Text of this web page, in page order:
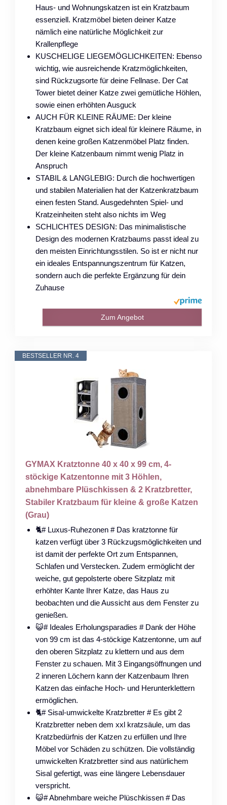
Haus- und Wohnungskatzen ist ein Kratzbaum
essenziell. Kratzmöbel bieten deiner Katze
nämlich eine natürliche Möglichkeit zur
Krallenpflege
KUSCHELIGE LIEGEMÖGLICHKEITEN: Ebenso
wichtig, wie ausreichende Kratzmöglichkeiten,
sind Rückzugsorte für deine Fellnase. Der Cat
Tower bietet deiner Katze zwei gemütliche Höhlen,
sowie einen erhöhten Ausguck
AUCH FÜR KLEINE RÄUME: Der kleine
Kratzbaum eignet sich ideal für kleinere Räume, in
denen keine großen Katzenmöbel Platz finden.
Der kleine Katzenbaum nimmt wenig Platz in
Anspruch
STABIL & LANGLEBIG: Durch die hochwertigen
und stabilen Materialien hat der Katzenkratzbaum
einen festen Stand. Ausgedehnten Spiel- und
Kratzeinheiten steht also nichts im Weg
SCHLICHTES DESIGN: Das minimalistische
Design des modernen Kratzbaums passt ideal zu
den meisten Einrichtungsstilen. So ist er nicht nur
ein ideales Entspannungszentrum für Katzen,
sondern auch die perfekte Ergänzung für dein
Zuhause
Zum Angebot
BESTSELLER NR. 4
GYMAX Kratztonne 40 x 40 x 99 cm, 4-
stöckige Katzentonne mit 3 Höhlen,
abnehmbare Plüschkissen & 2 Kratzbretter,
Stabiler Kratzbaum für kleine & große Katzen
(Grau)
🐈️# Luxus-Ruhezonen # Das kratztonne für
katzen verfügt über 3 Rückzugsmöglichkeiten und
ist damit der perfekte Ort zum Entspannen,
Schlafen und Verstecken. Zudem ermöglicht der
weiche, gut gepolsterte obere Sitzplatz mit
erhöhter Kante Ihrer Katze, das Haus zu
beobachten und die Aussicht aus dem Fenster zu
genießen.
😺# Ideales Erholungsparadies # Dank der Höhe
von 99 cm ist das 4-stöckige Katzentonne, um auf
den oberen Sitzplatz zu klettern und aus dem
Fenster zu schauen. Mit 3 Eingangsöffnungen und
2 inneren Löchern kann der Katzenbaum Ihren
Katzen das einfache Hoch- und Herunterklettern
ermöglichen.
🐈️# Sisal-umwickelte Kratzbretter # Es gibt 2
Kratzbretter neben dem xxl kratzsäule, um das
Kratzbedürfnis der Katzen zu erfüllen und Ihre
Möbel vor Schäden zu schützen. Die vollständig
umwickelten Kratzbretter sind aus natürlichem
Sisal gefertigt, was eine längere Lebensdauer
verspricht.
😺# Abnehmbare weiche Plüschkissen # Das